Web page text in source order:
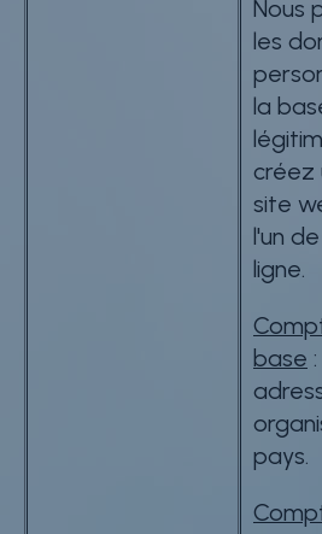
Nous
les
la
créez
site
l'un
ligne.
base
pays.